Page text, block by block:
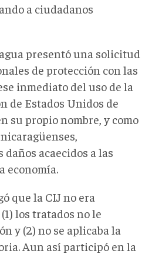
a ciudadanos
presentó una solicitud
de protección con las
inmediato del uso de la
de Estados Unidos de
su propio nombre, y como
acaecidos a las
economía.
que la CIJ no era
los tratados no le
y (2) no se aplicaba la
Aun así participó en la